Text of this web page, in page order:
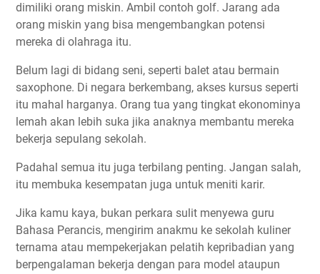
dimiliki orang miskin. Ambil contoh golf. Jarang ada
orang miskin yang bisa mengembangkan potensi
mereka di olahraga itu.
Belum lagi di bidang seni, seperti balet atau bermain
saxophone. Di negara berkembang, akses kursus seperti
itu mahal harganya. Orang tua yang tingkat ekonominya
lemah akan lebih suka jika anaknya membantu mereka
bekerja sepulang sekolah.
Padahal semua itu juga terbilang penting. Jangan salah,
itu membuka kesempatan juga untuk meniti karir.
Jika kamu kaya, bukan perkara sulit menyewa guru
Bahasa Perancis, mengirim anakmu ke sekolah kuliner
ternama atau mempekerjakan pelatih kepribadian yang
berpengalaman bekerja dengan para model ataupun